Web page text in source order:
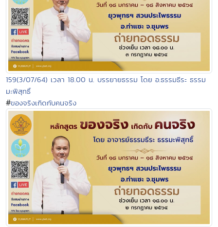
159(3/07/64) เวลา 18.00 น. บรรยายธรรม โดย อ.ธรรมธีระ ธรรม
มะพิสุทธิ์
#ของจริงเกิดกับคนจริง